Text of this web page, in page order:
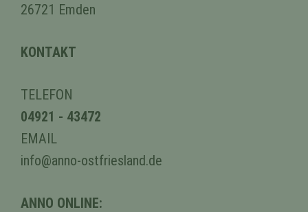
26721 Emden
KONTAKT
TELEFON
04921 - 43472
EMAIL
info@anno-ostfriesland.de
ANNO ONLINE: